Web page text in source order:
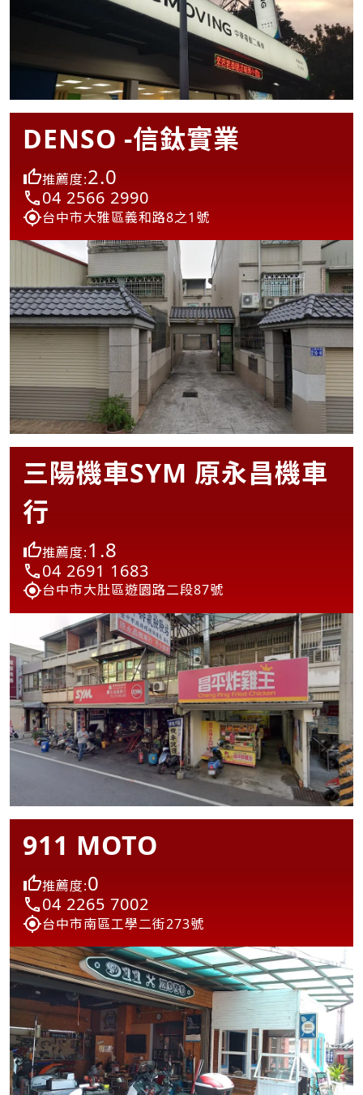
DENSO -信鈦實業
推薦度:2.0
04 2566 2990
台中市大雅區義和路8之1號
三陽機車SYM 原永昌機車
行
推薦度:1.8
04 2691 1683
台中市大肚區遊園路二段87號
911 MOTO
推薦度:0
04 2265 7002
台中市南區工學二街273號